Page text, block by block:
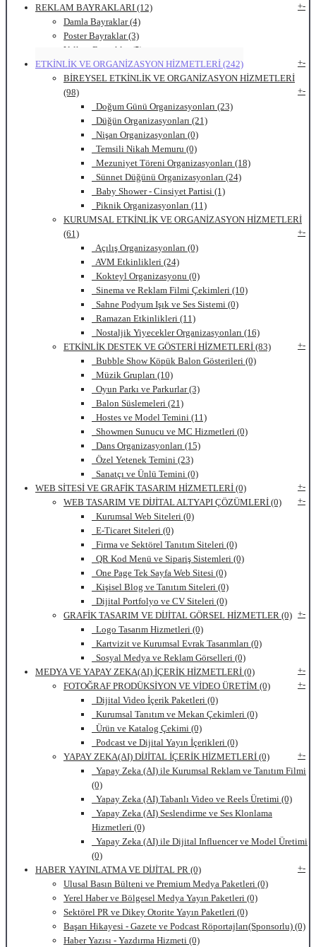
REKLAM BAYRAKLARI (12)
+-
Damla Bayraklar (4)
Poster Bayraklar (3)
Yelken Bayraklar (5)
ETKİNLİK VE ORGANİZASYON HİZMETLERİ (242)
+-
BİREYSEL ETKİNLİK VE ORGANİZASYON HİZMETLERİ
(98)
+-
Doğum Günü Organizasyonları (23)
Düğün Organizasyonları (21)
Nişan Organizasyonları (0)
Temsili Nikah Memuru (0)
Mezuniyet Töreni Organizasyonları (18)
Sünnet Düğünü Organizasyonları (24)
Baby Shower - Cinsiyet Partisi (1)
Piknik Organizasyonları (11)
KURUMSAL ETKİNLİK VE ORGANİZASYON HİZMETLERİ
(61)
+-
Açılış Organizasyonları (0)
AVM Etkinlikleri (24)
Kokteyl Organizasyonu (0)
Sinema ve Reklam Filmi Çekimleri (10)
Sahne Podyum Işık ve Ses Sistemi (0)
Ramazan Etkinlikleri (11)
Nostaljik Yiyecekler Organizasyonları (16)
ETKİNLİK DESTEK VE GÖSTERİ HİZMETLERİ (83)
+-
Bubble Show Köpük Balon Gösterileri (0)
Müzik Grupları (10)
Oyun Parkı ve Parkurlar (3)
Balon Süslemeleri (21)
Hostes ve Model Temini (11)
Showmen Sunucu ve MC Hizmetleri (0)
Dans Organizasyonları (15)
Özel Yetenek Temini (23)
Sanatçı ve Ünlü Temini (0)
WEB SİTESİ VE GRAFİK TASARIM HİZMETLERİ (0)
+-
WEB TASARIM VE DİJİTAL ALTYAPI ÇÖZÜMLERİ (0)
+-
Kurumsal Web Siteleri (0)
E-Ticaret Siteleri (0)
Firma ve Sektörel Tanıtım Siteleri (0)
QR Kod Menü ve Sipariş Sistemleri (0)
One Page Tek Sayfa Web Sitesi (0)
Kişisel Blog ve Tanıtım Siteleri (0)
Dijital Portfolyo ve CV Siteleri (0)
GRAFİK TASARIM VE DİJİTAL GÖRSEL HİZMETLER (0) +-
Logo Tasarım Hizmetleri (0)
Kartvizit ve Kurumsal Evrak Tasarımları (0)
Sosyal Medya ve Reklam Görselleri (0)
MEDYA VE YAPAY ZEKA(AI) İÇERİK HİZMETLERİ (0)
+-
FOTOĞRAF PRODÜKSİYON VE VİDEO ÜRETİM (0)
+-
Dijital Video İçerik Paketleri (0)
Kurumsal Tanıtım ve Mekan Çekimleri (0)
Ürün ve Katalog Çekimi (0)
Podcast ve Dijital Yayın İçerikleri (0)
YAPAY ZEKA(AI) DİJİTAL İÇERİK HİZMETLERİ (0)
+-
Yapay Zeka (AI) ile Kurumsal Reklam ve Tanıtım Filmi
(0)
Yapay Zeka (AI) Tabanlı Video ve Reels Üretimi (0)
Yapay Zeka (AI) Seslendirme ve Ses Klonlama
Hizmetleri (0)
Yapay Zeka (AI) ile Dijital Influencer ve Model Üretimi
(0)
HABER YAYINLATMA VE DİJİTAL PR (0)
+-
Ulusal Basın Bülteni ve Premium Medya Paketleri (0)
Yerel Haber ve Bölgesel Medya Yayın Paketleri (0)
Sektörel PR ve Dikey Otorite Yayın Paketleri (0)
Başarı Hikayesi - Gazete ve Podcast Röportajları(Sponsorlu) (0)
Haber Yazısı - Yazdırma Hizmeti (0)